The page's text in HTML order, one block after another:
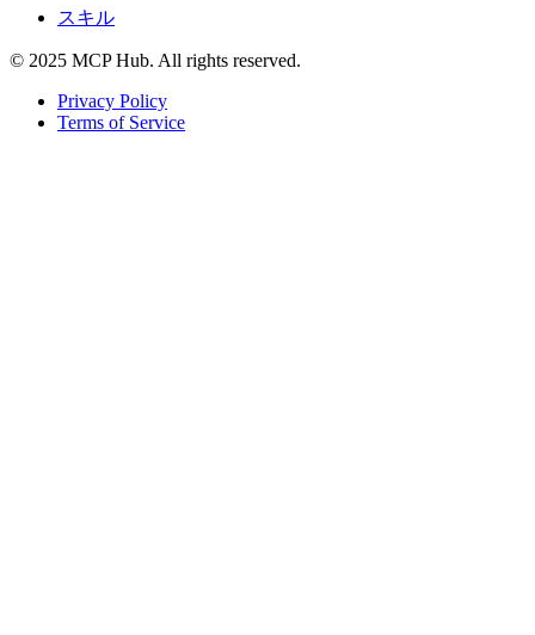
スキル
© 2025 MCP Hub. All rights reserved.
Privacy Policy
Terms of Service